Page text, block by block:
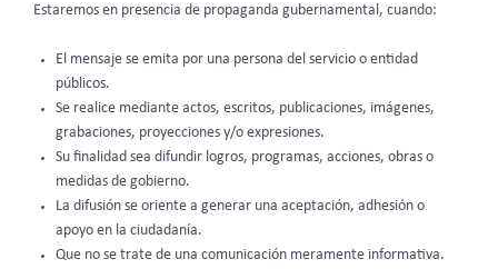
Estaremos en presencia de propaganda gubernamental, cuando:
El mensaje se emita por una persona del servicio o entidad
públicos.
Se realice mediante actos, escritos, publicaciones, imágenes,
grabaciones, proyecciones y/o expresiones.
Su finalidad sea difundir logros, programas, acciones, obras o
medidas de gobierno.
La difusión se oriente a generar una aceptación, adhesión o
apoyo en la ciudadanía.
Que no se trate de una comunicación meramente informativa.